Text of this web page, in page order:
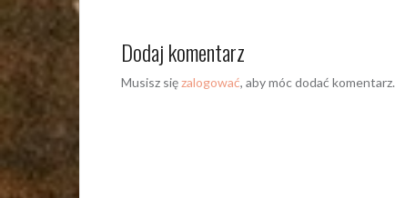
Dodaj komentarz
Musisz sięzalogować, aby móc dodać komentarz.